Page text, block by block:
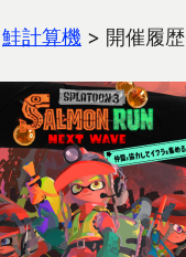
鮭計算機 > 開催履歴